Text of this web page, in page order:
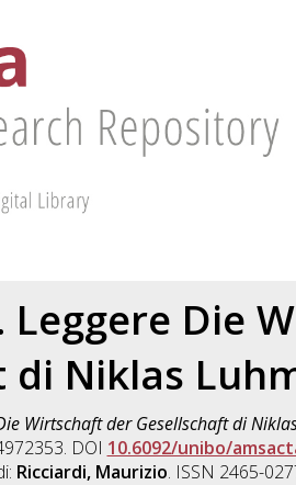
Leggere Die
di Niklas
Wirtschaft der Gesellschaft di
DOI 10.6092/unibo/
Ricciardi, Maurizio. ISSN 2465-